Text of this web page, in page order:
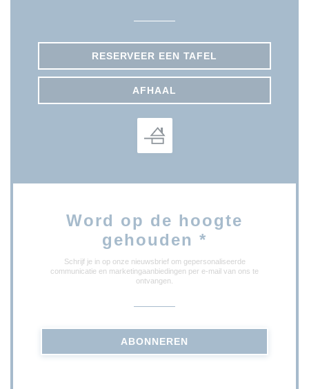
RESERVEER EEN TAFEL
AFHAAL
Word op de hoogte
gehouden *
Schrijf je in op onze nieuwsbrief om gepersonaliseerde
communicatie en marketingaanbiedingen per e-mail van ons te
ontvangen.
ABONNEREN